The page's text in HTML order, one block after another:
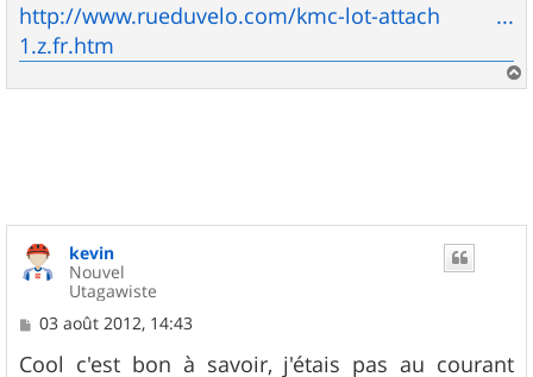
http://www.rueduvelo.com/kmc-lot-attach ...
1.z.fr.htm
a
kevin
Nouvel
Utagawiste
M
s
03 août 2012, 14:43
Cool c'est bon à savoir, j'étais pas au courant